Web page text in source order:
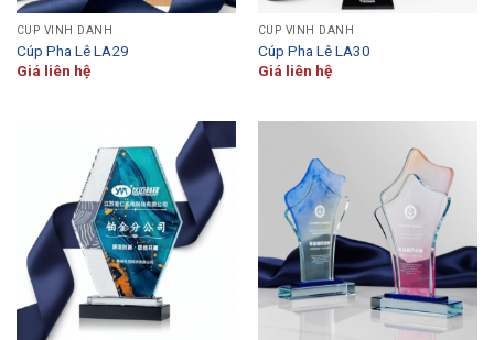
CÚP VINH DANH
Cúp Pha Lê LA29
Giá liên hệ
CÚP VINH DANH
Cúp Pha Lê LA30
Giá liên hệ